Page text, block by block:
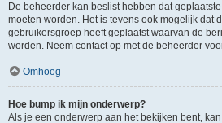
De beheerder kan beslist hebben dat
moeten worden. Het is tevens ook mogelijk dat
gebruikersgroep heeft geplaatst waarvan de
worden. Neem contact op met de beheerder
Omhoog
Hoe bump ik mijn onderwerp?
Als je een onderwerp aan het bekijken bent,